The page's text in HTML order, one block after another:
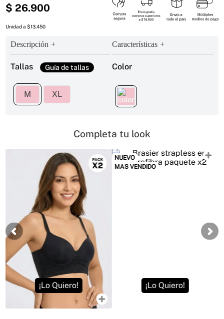
$ 26.900
Unidad a $13.450
Descripción
Tallas
M XL
Características
Color
Completa tu look
¡Lo Quiero! ¡Lo Quiero!
NUEVO
MAS VENDIDO